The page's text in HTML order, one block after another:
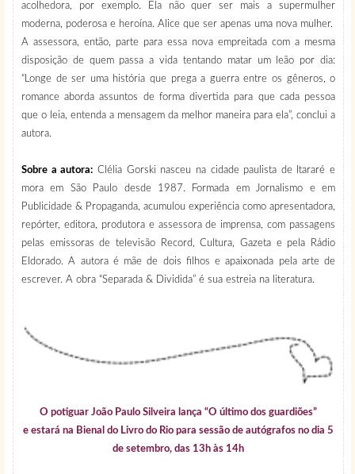
acolhedora, por exemplo. Ela não quer ser mais a supermulher
moderna, poderosa e heroína. Alice que ser apenas uma nova mulher.
A assessora, então, parte para essa nova empreitada com a mesma
disposição de quem passa a vida tentando matar um leão por dia:
“Longe de ser uma história que prega a guerra entre os gêneros, o
romance aborda assuntos de forma divertida para que cada pessoa
que o leia, entenda a mensagem da melhor maneira para ela”, conclui a
autora.
Sobre a autora: Clélia Gorski nasceu na cidade paulista de Itararé e
mora em São Paulo desde 1987. Formada em Jornalismo e em
Publicidade & Propaganda, acumulou experiência como apresentadora,
repórter, editora, produtora e assessora de imprensa, com passagens
pelas emissoras de televisão Record, Cultura, Gazeta e pela Rádio
Eldorado. A autora é mãe de dois filhos e apaixonada pela arte de
escrever. A obra “Separada & Dividida” é sua estreia na literatura.
O potiguar João Paulo Silveira lança “O último dos guardiões”
e estará na Bienal do Livro do Rio para sessão de autógrafos no dia 5
de setembro, das 13h às 14h